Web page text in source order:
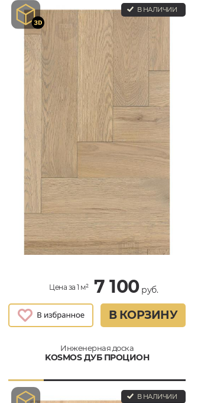
В НАЛИЧИИ
Цена за 1 м² 7 100руб.
В КОРЗИНУ
Инженерная доска
KOSMOS ДУБ ПРОЦИОН
В НАЛИЧИИ